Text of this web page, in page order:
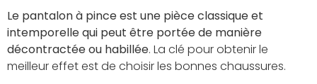
Le pantalon à pince est une pièce classique et
intemporelle qui peut être portée de manière
décontractée ou habillée. La clé pour obtenir le
meilleur effet est de choisir les bonnes chaussures.